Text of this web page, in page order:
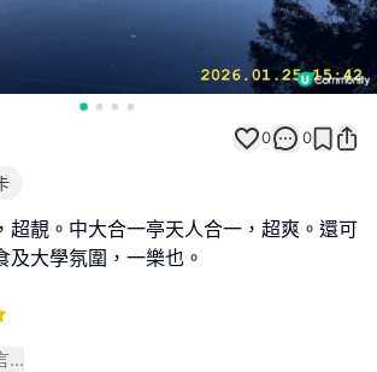
0 0
超靚。中大合一亭天人合一，超爽。還可
...